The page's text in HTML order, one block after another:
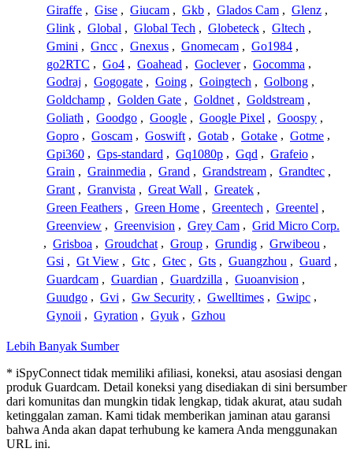
Giraffe , Gise , Giucam , Gkb , Glados Cam , Glenz ,
Glink , Global , Global Tech , Globeteck , Gltech ,
Gmini , Gncc , Gnexus , Gnomecam , Go1984 ,
go2RTC , Go4 , Goahead , Goclever , Gocomma ,
Godraj , Gogogate , Going , Goingtech , Golbong ,
Goldchamp , Golden Gate , Goldnet , Goldstream ,
Goliath , Goodgo , Google , Google Pixel , Goospy ,
Gopro , Goscam , Goswift , Gotab , Gotake , Gotme ,
Gpi360 , Gps-standard , Gq1080p , Gqd , Grafeio ,
Grain , Grainmedia , Grand , Grandstream , Grandtec ,
Grant , Granvista , Great Wall , Greatek ,
Green Feathers , Green Home , Greentech , Greentel ,
Greenview , Greenvision , Grey Cam , Grid Micro Corp.
, Grisboa , Groudchat , Group , Grundig , Grwibeou ,
Gsi , Gt View , Gtc , Gtec , Gts , Guangzhou , Guard ,
Guardcam , Guardian , Guardzilla , Guoanvision ,
Guudgo , Gvi , Gw Security , Gwelltimes , Gwipc ,
Gynoii , Gyration , Gyuk , Gzhou
Lebih Banyak Sumber
* iSpyConnect tidak memiliki afiliasi, koneksi, atau asosiasi dengan
produk Guardcam. Detail koneksi yang disediakan di sini bersumber
dari komunitas dan mungkin tidak lengkap, tidak akurat, atau sudah
ketinggalan zaman. Kami tidak memberikan jaminan atau garansi
bahwa Anda akan dapat terhubung ke kamera Anda menggunakan
URL ini.